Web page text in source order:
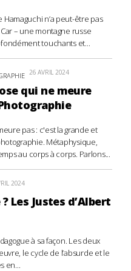
n’a peut-être pas
– une montagne russe
touchants et...
26 AVRIL 2024
qui ne meure
pas : c'est la grande et
Métaphysique,
au corps à corps. Parlons...
2024
Les Justes d’Albert
à sa façon. Les deux
le cycle de l’absurde et le
en...